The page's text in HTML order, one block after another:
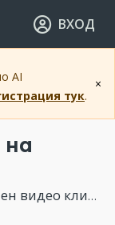
ВХОД
×
AI
тук.
видео клип